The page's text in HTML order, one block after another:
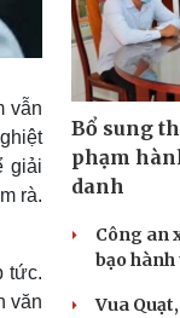
vẫn
giải
rà.
tức.
văn
Bổ sung
phạm
danh
Công an
bạo hành
Vua